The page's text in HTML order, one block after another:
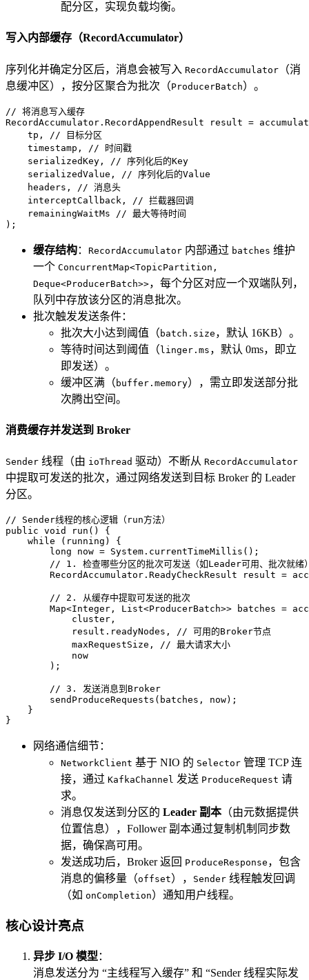
配分区，实现负载均衡。
写入内部缓存（RecordAccumulator）
序列化并确定分区后，消息会被写入 RecordAccumulator （消
息缓冲区），按分区聚合为批次（ProducerBatch）。
// 将消息写入缓存
RecordAccumulator. RecordAppendResult result =
    tp,
// 目标分区
    timestamp,
// 时间戳
    serializedKey,
// 序列化后的Key
    serializedValue,
// 序列化后的Value
    headers,
// 消息头
    interceptCallback,
// 拦截器回调
    remainingWaitMs
// 最大等待时间
);
缓存结构： RecordAccumulator 内部通过 batches 维护
一个 ConcurrentMap<TopicPartition,
Deque<ProducerBatch>>，每个分区对应一个双端队列，
队列中存放该分区的消息批次。
批次触发发送条件：
批次大小达到阈值（ batch.size ，默认 16KB）。
等待时间达到阈值（linger.ms ，默认 0ms，即立
即发送）。
缓冲区满（ buffer.memory），需立即发送部分批
次腾出空间。
消费缓存并发送到 Broker
Sender 线程（由 ioThread 驱动）不断从 RecordAccumulator
中提取可发送的批次，通过网络发送到目标 Broker 的 Leader
分区。
// Sender线程的核心逻辑（run方法）
public void run ()
{
while (running) {
long
now = System.currentTimeMillis();
// 1. 检查哪些分区的批次可发送（如Leader可用、批次就绪
        RecordAccumulator.
ReadyCheckResult result =
// 2. 从缓存中提取可发送的批次
Map<Integer, List<ProducerBatch>> batches =
            cluster,
            result.readyNodes,
// 可用的Broker节点
            maxRequestSize,
// 最大请求大小
            now
        );
// 3. 发送消息到Broker
        sendProduceRequests(batches, now);
    }
}
网络通信细节：
NetworkClient 基于 NIO 的 Selector 管理 TCP 连
接，通过 KafkaChannel 发送 ProduceRequest 请
求。
消息仅发送到分区的 Leader 副本（由元数据提供
位置信息），Follower 副本通过复制机制同步数
据，确保高可用。
发送成功后，Broker 返回 ProduceResponse ，包含
消息的偏移量（offset）， Sender 线程触发回调
（如 onCompletion）通知用户线程。
核心设计亮点
异步 I/O 模型 ：
消息发送分为 “主线程写入缓存” 和 “Sender 线程实际发